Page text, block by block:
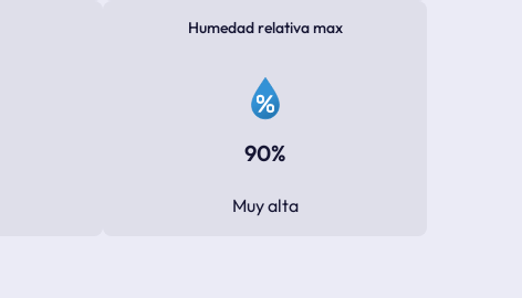
Humedad relativa max
90%
Muy alta